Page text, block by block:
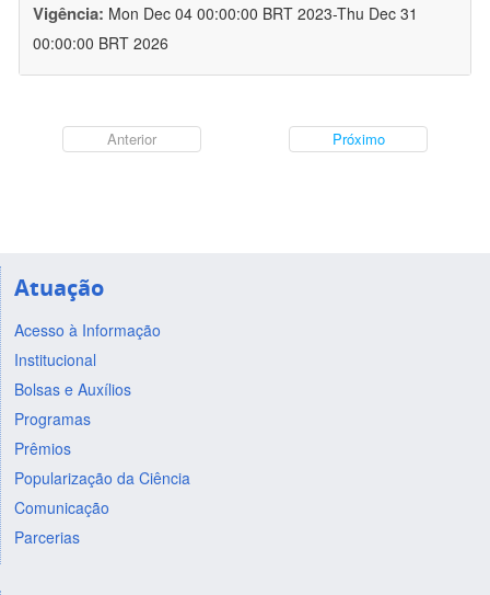
Vigência: Mon Dec 04 00:00:00 BRT 2023-Thu Dec 31
00:00:00 BRT 2026
Anterior Próximo
Atuação
Acesso à Informação
Institucional
Bolsas e Auxílios
Programas
Prêmios
Popularização da Ciência
Comunicação
Parcerias